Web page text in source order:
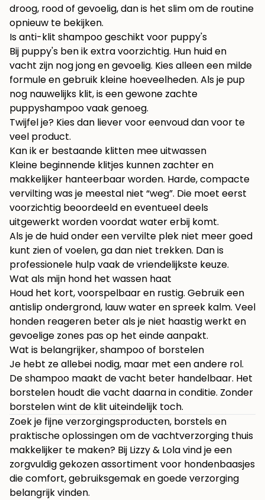
droog, rood of gevoelig, dan is het slim om de routine
opnieuw te bekijken.
Is anti-klit shampoo geschikt voor puppy's
Bij puppy's ben ik extra voorzichtig. Hun huid en
vacht zijn nog jong en gevoelig. Kies alleen een milde
formule en gebruik kleine hoeveelheden. Als je pup
nog nauwelijks klit, is een gewone zachte
puppyshampoo vaak genoeg.
Twijfel je? Kies dan liever voor eenvoud dan voor te
veel product.
Kan ik er bestaande klitten mee uitwassen
Kleine beginnende klitjes kunnen zachter en
makkelijker hanteerbaar worden. Harde, compacte
vervilting was je meestal niet “weg”. Die moet eerst
voorzichtig beoordeeld en eventueel deels
uitgewerkt worden voordat water erbij komt.
Als je de huid onder een vervilte plek niet meer goed
kunt zien of voelen, ga dan niet trekken. Dan is
professionele hulp vaak de vriendelijkste keuze.
Wat als mijn hond het wassen haat
Houd het kort, voorspelbaar en rustig. Gebruik een
antislip ondergrond, lauw water en spreek kalm. Veel
honden reageren beter als je niet haastig werkt en
gevoelige zones pas op het einde aanpakt.
Wat is belangrijker, shampoo of borstelen
Je hebt ze allebei nodig, maar met een andere rol.
De shampoo maakt de vacht beter handelbaar. Het
borstelen houdt die vacht daarna in conditie. Zonder
borstelen wint de klit uiteindelijk toch.
Zoek je fijne verzorgingsproducten, borstels en
praktische oplossingen om de vachtverzorging thuis
makkelijker te maken? Bij Lizzy & Lolavind je een
zorgvuldig gekozen assortiment voor hondenbaasjes
die comfort, gebruiksgemak en goede verzorging
belangrijk vinden.